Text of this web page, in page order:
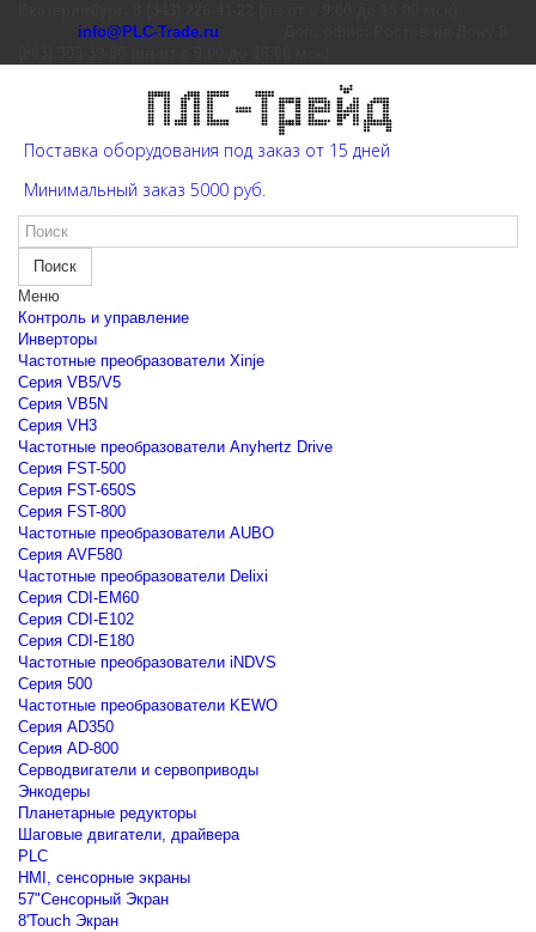
info@PLC-Trade.ru
Поставка оборудования под заказ от 15 дней
Минимальный заказ 5000 руб.
Поиск
Меню
Контроль и управление
Инверторы
Частотные преобразователи Xinje
Cерия VB5/V5
Cерия VB5N
Cерия VH3
Частотные преобразователи Anyhertz Drive
Серия FST-500
Серия FST-650S
Серия FST-800
Частотные преобразователи AUBO
Серия AVF580
Частотные преобразователи Delixi
Серия CDI-EM60
Серия CDI-E102
Серия CDI-E180
Частотные преобразователи iNDVS
Серия 500
Частотные преобразователи KEWO
Серия AD350
Серия AD-800
Серводвигатели и сервоприводы
Энкодеры
Планетарные редукторы
Шаговые двигатели, драйвера
PLC
HMI, сенсорные экраны
57"Сенсорный Экран
8'Touch Экран